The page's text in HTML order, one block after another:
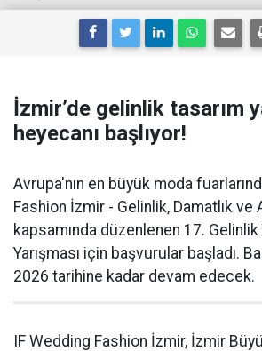
İzmir’de gelinlik tasarım
heyecanı başlıyor!
Avrupa'nın en büyük moda
Fashion İzmir - Gelinlik, Damatlık ve
kapsamında düzenlenen 17. Gelinlik
Yarışması için başvurular başladı.
2026 tarihine kadar devam edecek.
IF Wedding Fashion İzmir, İzmir